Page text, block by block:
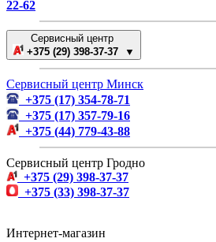
22-62
Сервисный центр
+375 (29) 398-37-37 ▼
Сервисный центр Минск
+375 (17) 354-78-71
+375 (17) 357-79-16
+375 (44) 779-43-88
Сервисный центр Гродно
+375 (29) 398-37-37
+375 (33) 398-37-37
Интернет-магазин